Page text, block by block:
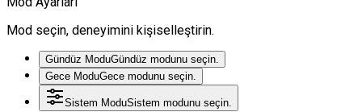
Mod seçin, deneyimini kişiselleştirin.
Gündüz ModuGündüz modunu seçin.
Gece ModuGece modunu seçin.
Sistem ModuSistem modunu seçin.